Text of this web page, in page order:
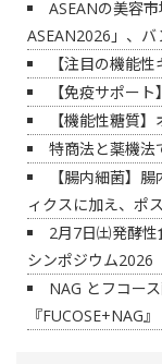
ASEANの美容
ASEAN2026」、
【注目の機能
【免疫サポー
【機能性糖質
特商法と薬機
【腸内細菌】
ィクスに加え、ポ
2月7日㈯発酵
シンポジウム2026
NAG とフコー
『FUCOSE+NAG